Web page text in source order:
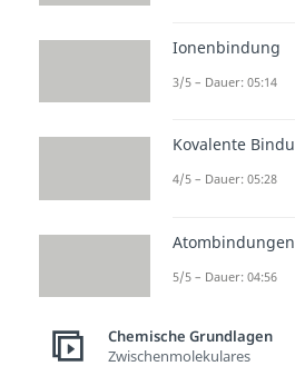
Ionenbindung
3/5 – Dauer: 05:14
Kovalente
4/5 – Dauer: 05:28
Atombindungen
5/5 – Dauer: 04:56
Chemische Grundlagen
Zwischenmolekulares